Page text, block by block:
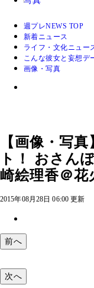
週プレNEWS TOP
新着ニュース
ライフ・文化ニュー
こんな彼女と妄想
画像・写真
【画像・写
ト！ おさん
崎絵理香＠花
2015年08月28日 06:00 更新
前へ
次へ